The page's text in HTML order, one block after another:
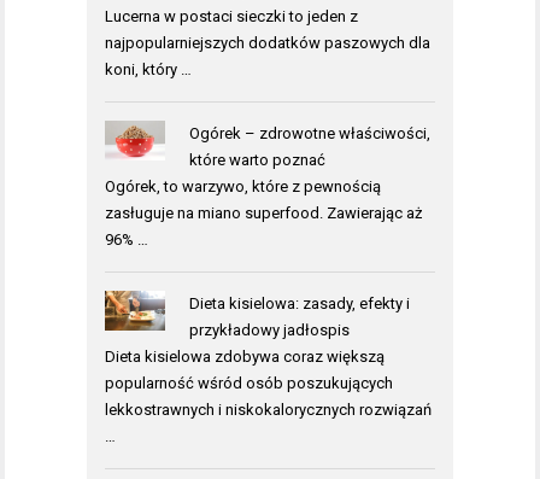
Lucerna w postaci sieczki to jeden z
najpopularniejszych dodatków paszowych dla
koni, który …
Ogórek – zdrowotne właściwości,
które warto poznać
Ogórek, to warzywo, które z pewnością
zasługuje na miano superfood. Zawierając aż
96% …
Dieta kisielowa: zasady, efekty i
przykładowy jadłospis
Dieta kisielowa zdobywa coraz większą
popularność wśród osób poszukujących
lekkostrawnych i niskokalorycznych rozwiązań